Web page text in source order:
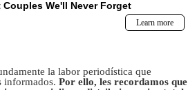
la labor periodística que
informados. Por ello, les recordamos que